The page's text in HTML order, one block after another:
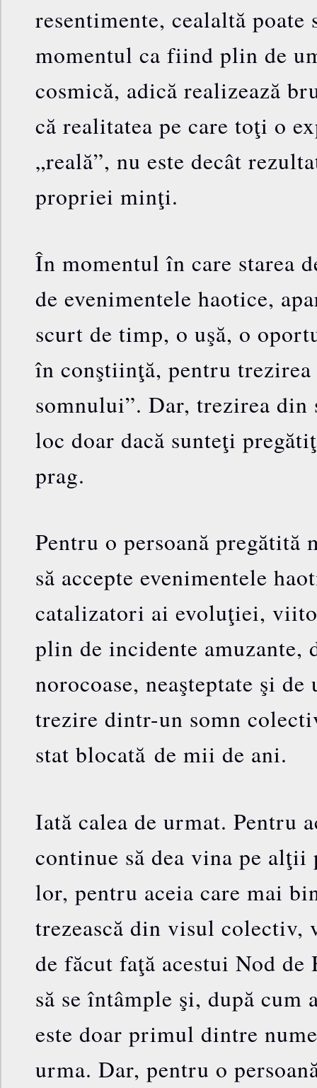
resentimente, cealaltă poate
momentul ca fiind plin de
cosmică, adică realizează
că realitatea pe care toţi o
„reală”, nu este decât
propriei minţi.
În momentul în care starea
de evenimentele haotice,
scurt de timp, o uşă, o
în conştiinţă, pentru
somnului”. Dar, trezirea
loc doar dacă sunteţi
prag.
Pentru o persoană pregătită
să accepte evenimentele
catalizatori ai evoluţiei,
plin de incidente amuzante,
norocoase, neaşteptate şi de
trezire dintr-un somn
stat blocată de mii de ani.
Iată calea de urmat. Pentru
continue să dea vina pe
lor, pentru aceia care mai
trezească din visul colectiv,
de făcut faţă acestui Nod de
să se întâmple şi, după cum
este doar primul dintre
urma. Dar, pentru o